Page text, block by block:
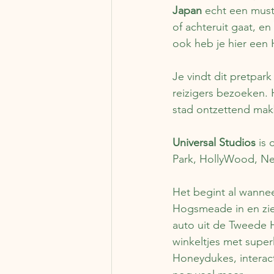
Japan echt een
of achteruit gaat,
ook heb je hier een
Je vindt dit pretpark
reizigers bezoeken.
stad ontzettend
Universal Studios is
Park, HollyWood,
Het begint al
Hogsmeade in en
auto uit de Tweede
winkeltjes met
Honeydukes,